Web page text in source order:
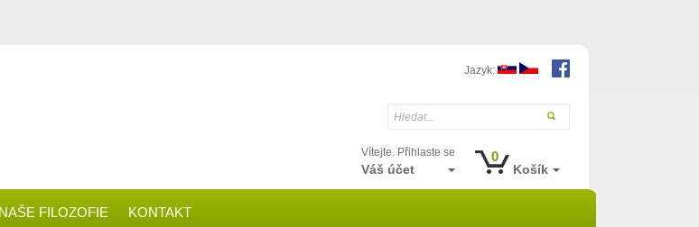
Jazyk:
Hledat...
0
Košík
Vítejte. Přihlaste se
Váš účet
NAŠE FILOZOFIE KONTAKT